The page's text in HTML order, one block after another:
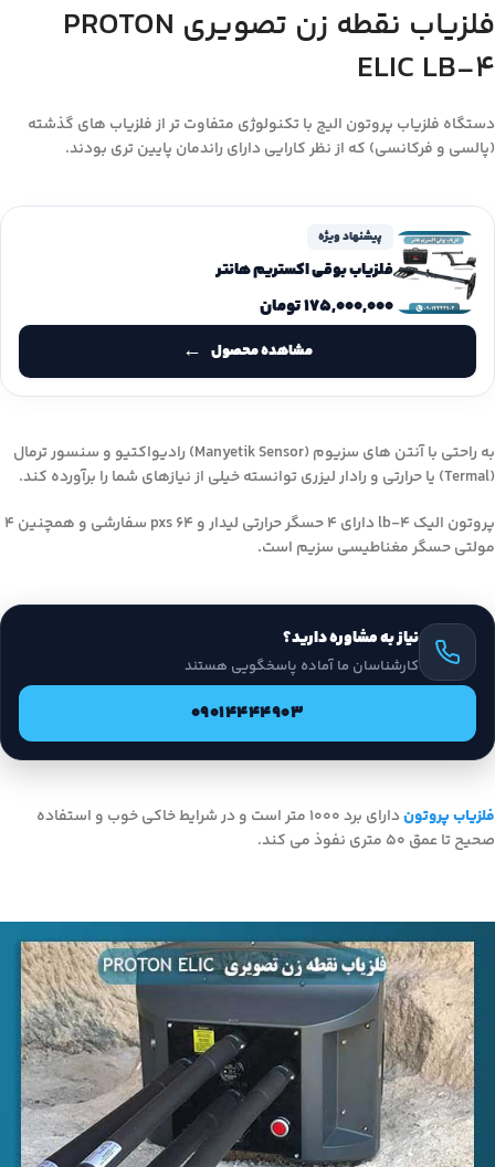
فلزیاب نقطه زن تصویری PROTON
ELIC LB-4
دستگاه فلزیاب پروتون الیج با تکنولوژی متفاوت تر از فلزیاب های گذشته
(پالسی و فرکانسی) که از نظر کارایی دارای راندمان پایین تری بودند.
پیشنهاد ویژه
فلزیاب بوقی اکستریم هانتر
۱۷۵,۰۰۰,۰۰۰تومان
مشاهده محصول
به راحتی با آنتن های سزیوم (Manyetik Sensor) رادیواکتیو و سنسور ترمال
(Termal) یا حرارتی و رادار لیزری توانسته خیلی از نیازهای شما را برآورده کند.
پروتون الیک lb-4 دارای 4 حسگر حرارتی لیدار و 64 pxs سفارشی و همچنین 4
مولتی حسگر مغناطیسی سزیم است.
نیاز به مشاوره دارید؟
کارشناسان ما آماده پاسخگویی هستند
09014444903
فلزیاب پروتون
دارای برد 1000 متر است و در شرایط خاکی خوب و استفاده
صحیح تا عمق 50 متری نفوذ می کند.